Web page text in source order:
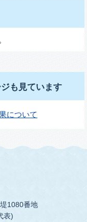
も見ています
について
1080番地
表)